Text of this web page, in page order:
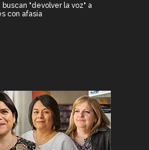
"devolver la voz" a
con afasia